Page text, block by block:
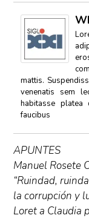
mattis.
venenatis sem
habitasse platea
faucibus
APUNTES
Manuel Rosete
“Ruindad,
la corrupción y
Loret a Claudia